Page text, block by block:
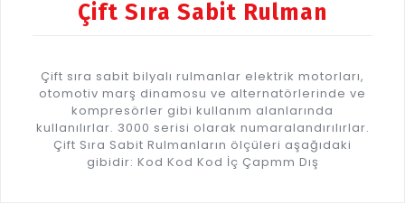
Çift Sıra Sabit Rulman
Çift sıra sabit bilyalı rulmanlar elektrik motorları,
otomotiv marş dinamosu ve alternatörlerinde ve
kompresörler gibi kullanım alanlarında
kullanılırlar. 3000 serisi olarak numaralandırılırlar.
Çift Sıra Sabit Rulmanların ölçüleri aşağıdaki
gibidir: Kod Kod Kod İç Çapmm Dış